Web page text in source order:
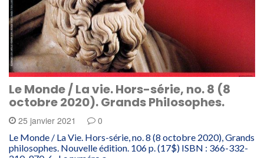
Le Monde / La vie. Hors-série, no. 8 (8
octobre 2020). Grands Philosophes.
25 janvier 2021 0
Le Monde / La Vie. Hors-série, no. 8 (8 octobre 2020), Grands
philosophes. Nouvelle édition. 106 p. (17$) ISBN : 366-332-